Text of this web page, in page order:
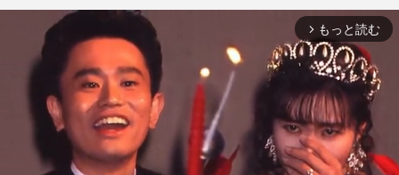
arrow_forward_ios もっと読む